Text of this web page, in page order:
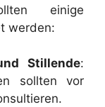
einige
werden:
Stillende:
sollten vor